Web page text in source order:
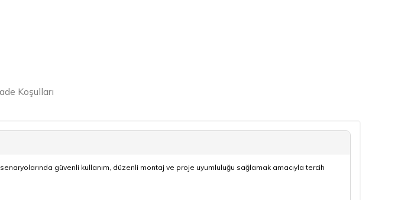
Koşulları
güvenli kullanım, düzenli montaj ve proje uyumluluğu sağlamak amacıyla tercih